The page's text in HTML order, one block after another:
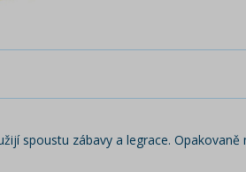
spoustu zábavy a legrace.